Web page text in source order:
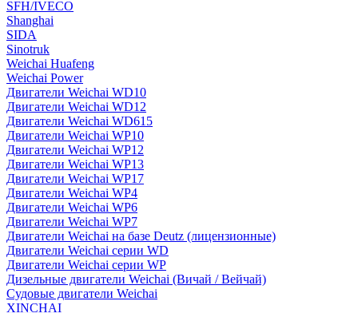
SFH/IVECO
Shanghai
SIDA
Sinotruk
Weichai Huafeng
Weichai Power
Двигатели Weichai WD10
Двигатели Weichai WD12
Двигатели Weichai WD615
Двигатели Weichai WP10
Двигатели Weichai WP12
Двигатели Weichai WP13
Двигатели Weichai WP17
Двигатели Weichai WP4
Двигатели Weichai WP6
Двигатели Weichai WP7
Двигатели Weichai на базе Deutz (лицензионные)
Двигатели Weichai серии WD
Двигатели Weichai серии WP
Дизельные двигатели Weichai (Вичай / Вейчай)
Судовые двигатели Weichai
XINCHAI